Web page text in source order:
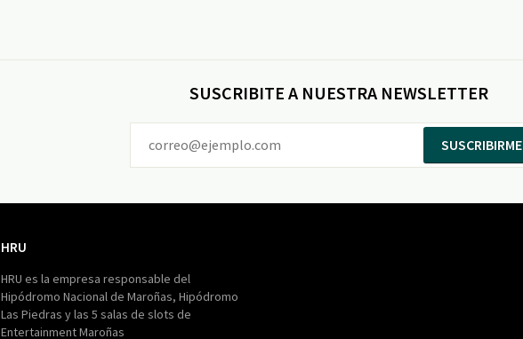
SUSCRIBITE A NUESTRA NEWSLETTER
SUSCRIBIRME
HRU
HRU es la empresa responsable del
Hipódromo Nacional de Maroñas, Hipódromo
Las Piedras y las 5 salas de slots de
Entertainment Maroñas